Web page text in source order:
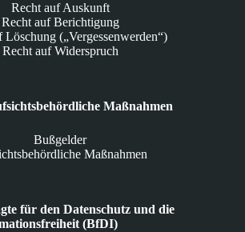
Recht auf Auskunft
Recht auf Berichtigung
Löschung („Vergessenwerden“)
Recht auf Widerspruch
Maßnahmen
Bußgelder
Maßnahmen
für den Datenschutz und die
(BfDI)